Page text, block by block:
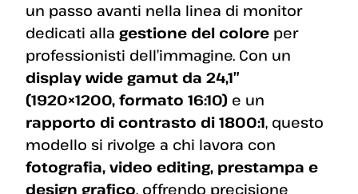
un passo avanti nella linea di monitor
dedicati alla gestione del colore per
professionisti dell’immagine. Con un
display wide gamut da 24,1″
(1920×1200, formato 16:10) e un
rapporto di contrasto di 1800:1, questo
modello si rivolge a chi lavora con
fotografia, video editing, prestampa e
design grafico, offrendo precisione